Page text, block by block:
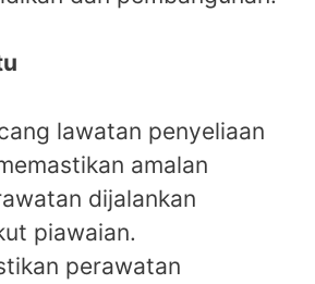
lawatan penyeliaan
amalan
dijalankan
piawaian.
perawatan